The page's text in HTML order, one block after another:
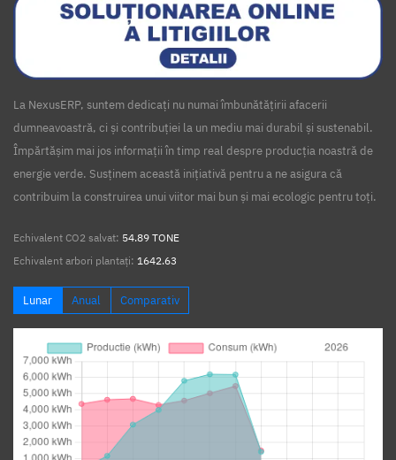
La NexusERP, suntem dedicați nu numai îmbunătățirii afacerii
dumneavoastră, ci și contribuției la un mediu mai durabil și sustenabil.
Împărtășim mai jos informații în timp real despre producția noastră de
energie verde. Susținem această inițiativă pentru a ne asigura că
contribuim la construirea unui viitor mai bun și mai ecologic pentru toți.
Echivalent CO2 salvat: 54.89 TONE
Echivalent arbori plantați: 1642.63
Lunar Anual Comparativ